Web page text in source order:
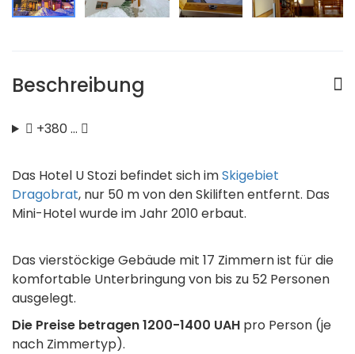
Beschreibung
+380 …
Das Hotel U Stozi befindet sich imSkigebiet
Dragobrat, nur 50 m von den Skiliften entfernt. Das
Mini-Hotel wurde im Jahr 2010 erbaut.
Das vierstöckige Gebäude mit 17 Zimmern ist für die
komfortable Unterbringung von bis zu 52 Personen
ausgelegt.
Die Preise betragen 1200-1400 UAH pro Person (je
nach Zimmertyp).